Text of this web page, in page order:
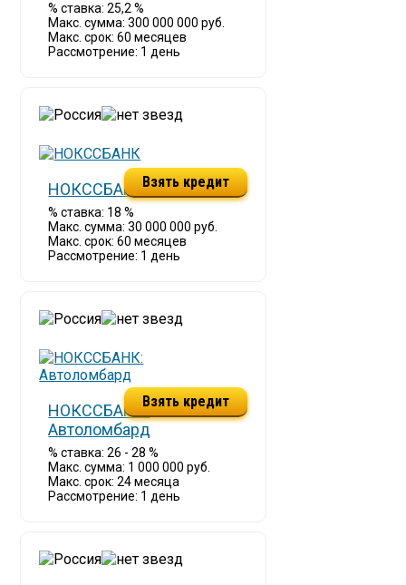
% ставка: 25,2 %
Макс. сумма: 300 000 000 руб.
Макс. срок: 60 месяцев
Рассмотрение: 1 день
НОКССБАНК
% ставка: 18 %
Макс. сумма: 30 000 000 руб.
Макс. срок: 60 месяцев
Рассмотрение: 1 день
Взять кредит
НОКССБАНК:
Автоломбард
% ставка: 26 - 28 %
Макс. сумма: 1 000 000 руб.
Макс. срок: 24 месяца
Рассмотрение: 1 день
Взять кредит